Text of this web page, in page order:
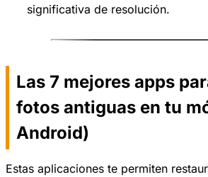
significativa de resolución.
Las 7 mejores apps
fotos antiguas en tu
Android)
Estas aplicaciones te permiten